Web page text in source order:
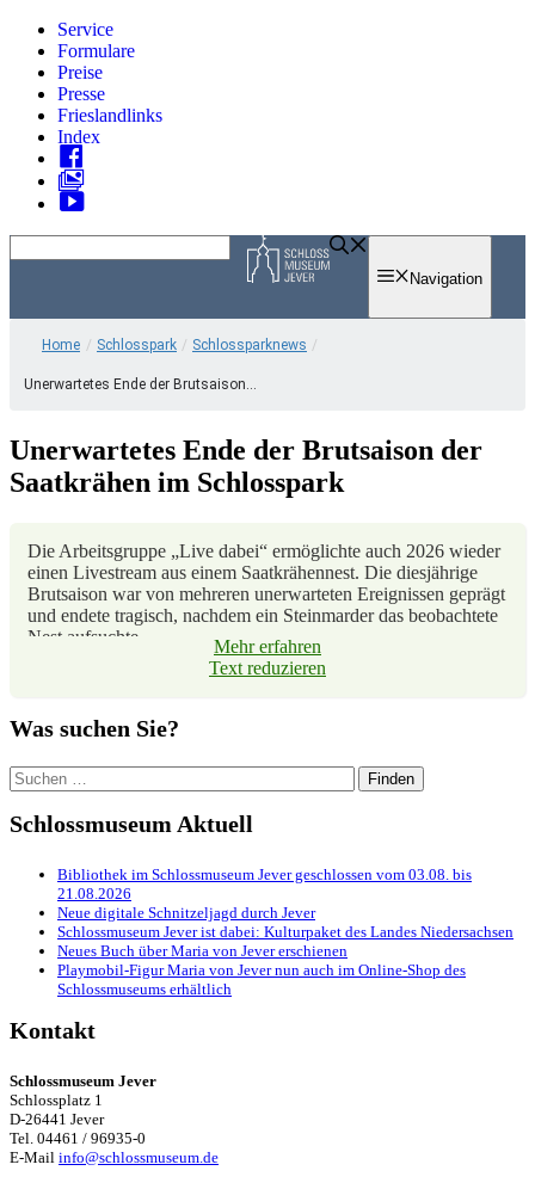
Zum
Inhalt
springen
Service
Formulare
Preise
Presse
Frieslandlinks
Index
to
Navigation
Home / Schlosspark / Schlossparknews /
Unerwartetes Ende der Brutsaison...
Unerwartetes Ende der Brutsaison der
Saatkrähen im Schlosspark
Die Arbeitsgruppe „Live dabei“ ermöglichte auch 2026 wieder
einen Livestream aus einem Saatkrähennest. Die diesjährige
Brutsaison war von mehreren unerwarteten Ereignissen geprägt
und endete tragisch, nachdem ein Steinmarder das beobachtete
Nest aufsuchte.
Gleichzeitig verdeutlicht das Projekt eindrucksvoll natürliche
Verständnis für die Lebensweise der Saatkrähen bei.
Weitere Informationen, Dokumente und Bildmaterial
finden Sie in unserem Pressebereich:
www.schlossmuseum.de/presse/pressemitteilung-
unerwartetes-ende-der-brutsaison-2026-von-saatkraehe-
Mehr erfahren
Text reduzieren
Was suchen Sie?
Suchen
nach:
Schlossmuseum Aktuell
Bibliothek im Schlossmuseum Jever geschlossen vom 03.08. bis
21.08.2026
Neue digitale Schnitzeljagd durch Jever
Schlossmuseum Jever ist dabei: Kulturpaket des Landes Niedersachsen
Neues Buch über Maria von Jever erschienen
Playmobil-Figur Maria von Jever nun auch im Online-Shop des
Schlossmuseums erhältlich
Kontakt
Schlossmuseum Jever
Schlossplatz 1
D-26441 Jever
Tel. 04461 / 96935-0
E-Mail info@schlossmuseum.de